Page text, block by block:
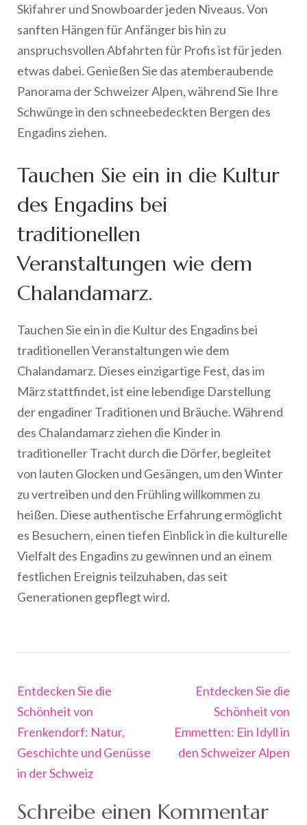
Skifahrer und Snowboarder jeden Niveaus. Von
sanften Hängen für Anfänger bis hin zu
anspruchsvollen Abfahrten für Profis ist für jeden
etwas dabei. Genießen Sie das atemberaubende
Panorama der Schweizer Alpen, während Sie Ihre
Schwünge in den schneebedeckten Bergen des
Engadins ziehen.
Tauchen Sie ein in die Kultur
des Engadins bei
traditionellen
Veranstaltungen wie dem
Chalandamarz.
Tauchen Sie ein in die Kultur des Engadins bei
traditionellen Veranstaltungen wie dem
Chalandamarz. Dieses einzigartige Fest, das im
März stattfindet, ist eine lebendige Darstellung
der engadiner Traditionen und Bräuche. Während
des Chalandamarz ziehen die Kinder in
traditioneller Tracht durch die Dörfer, begleitet
von lauten Glocken und Gesängen, um den Winter
zu vertreiben und den Frühling willkommen zu
heißen. Diese authentische Erfahrung ermöglicht
es Besuchern, einen tiefen Einblick in die kulturelle
Vielfalt des Engadins zu gewinnen und an einem
festlichen Ereignis teilzuhaben, das seit
Generationen gepflegt wird.
Beitragsnavigation
Entdecken Sie die
Schönheit von
Frenkendorf: Natur,
Geschichte und Genüsse
in der Schweiz
Entdecken Sie die
Schönheit von
Emmetten: Ein Idyll in
den Schweizer Alpen
Schreibe einen Kommentar